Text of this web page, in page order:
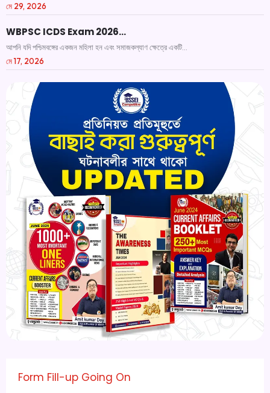
মে 29, 2026
WBPSC ICDS Exam 2026…
আপনি যদি পশ্চিমবঙ্গের একজন মহিলা হন এবং সমাজকল্যাণ ক্ষেত্রে একটি...
মে 17, 2026
Form Fill-up Going On